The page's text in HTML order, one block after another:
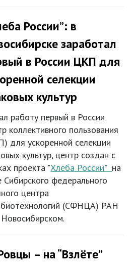
России”: в
заработал
в России ЦКП для
селекции
культур
работу первый в России
коллективного пользования
для ускоренной селекции
культур, центр создан с
проекта "Хлеба России" на
Сибирского федерального
центра
(СФНЦА) РАН
– на “Взлёте”